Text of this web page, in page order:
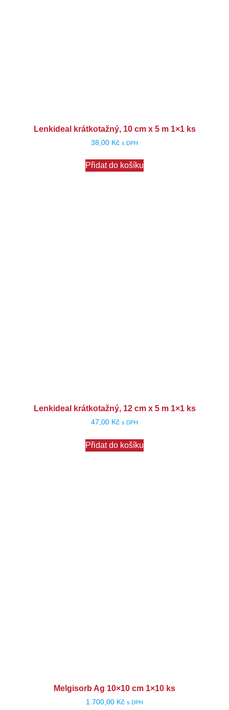
Lenkideal krátkotažný, 10 cm x 5 m 1×1 ks
38,00 Kč s DPH
Přidat do košíku
Lenkideal krátkotažný, 12 cm x 5 m 1×1 ks
47,00 Kč s DPH
Přidat do košíku
Melgisorb Ag 10×10 cm 1×10 ks
1.700,00 Kč s DPH